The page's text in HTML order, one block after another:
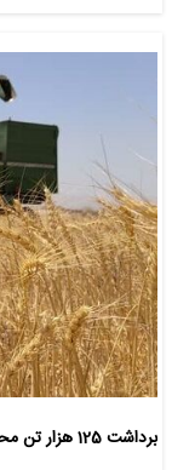
برداشت 125 هزار تن محصول جو از مزارع استان آذربایجان شرقی